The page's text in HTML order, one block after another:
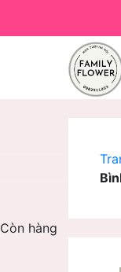
Còn hàng